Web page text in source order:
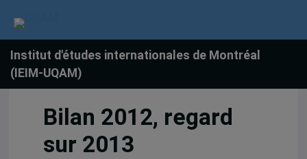
Institut d'études internationales de Montréal
(IEIM-UQAM)
Bilan 2012, regard
sur 2013